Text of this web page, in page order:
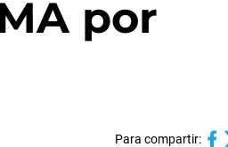
por
Para compartir: